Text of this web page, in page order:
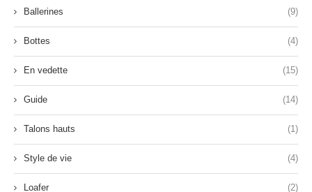
Ballerines (9)
Bottes (4)
En vedette (15)
Guide (14)
Talons hauts (1)
Style de vie (4)
Loafer (2)